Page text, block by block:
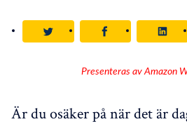
Presenteras av Amazon
Är du osäker på när det är